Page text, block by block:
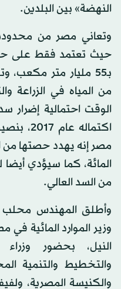
النهضة» بين البلدين.
وتعاني مصر من
حيث تعتمد فقط على
بـ55 مليار متر
من المياه في الزراعة
الوقت احتمالية إضرار
اكتماله
المائة، كما سيؤدي
من السد العالي.
وأطلق المهندس محلب
وزير الموارد المائية في
النيل، بحضور وزراء
والتخطيط والتنمية
والكنيسة المصرية،